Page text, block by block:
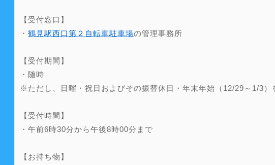
【受付窓口】
・ 鶴見駅西口第２自転車駐車場の管理事務所
【受付期間】
・随時
※ただし、日曜・祝日およびその振替休日・年末年始（12/29～1/3）
【受付時間】
・午前6時30分から午後8時00分まで
【お持ち物】